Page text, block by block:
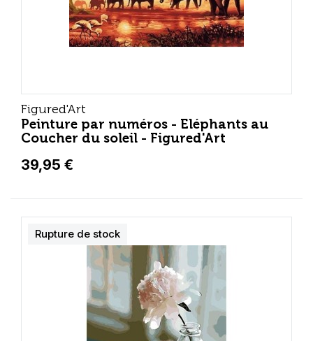
Figured'Art
Peinture par numéros - Eléphants au
Coucher du soleil - Figured'Art
39,95 €
Rupture de stock